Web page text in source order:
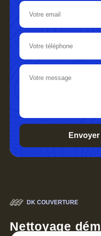
DK COUVERTURE
Nettoyage